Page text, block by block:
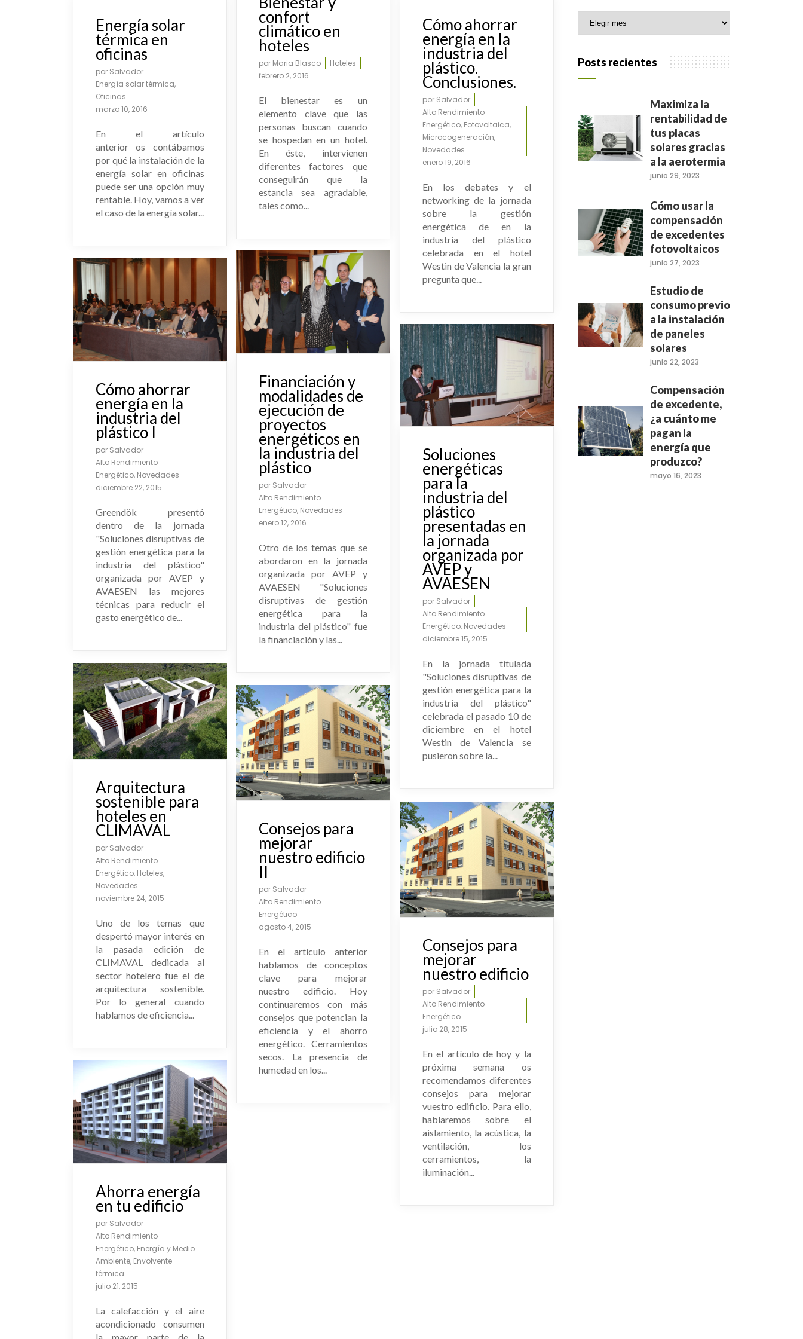
Home Office
Energía solar
térmica en
oficinas
por Salvador
Energía solar térmica,
Oficinas
marzo 10, 2016
En el artículo
anterior os contábamos
por qué la instalación de la
energía solar en oficinas
puede ser una opción muy
rentable. Hoy, vamos a ver
el caso de la energía solar...
confort
climático en
hoteles
por Maria Blasco
Hoteles
febrero 2, 2016
El bienestar es un
elemento clave que las
personas buscan cuando
se hospedan en un hotel.
En éste, intervienen
diferentes factores que
conseguirán que la
estancia sea agradable,
tales como...
Cómo ahorrar
energía en la
industria del
plástico.
Conclusiones.
por Salvador
Alto Rendimiento
Energético, Fotovoltaica,
Microcogeneración,
Novedades
enero 19, 2016
En los debates y el
networking de la jornada
sobre la gestión
energética de en la
industria del plástico
celebrada en el hotel
Westin de Valencia la gran
pregunta que...
Financiación y
modalidades de
ejecución de
proyectos
energéticos en
la industria del
plástico
por Salvador
Alto Rendimiento
Energético, Novedades
enero 12, 2016
Otro de los temas que se
abordaron en la jornada
organizada por AVEP y
AVAESEN "Soluciones
disruptivas de gestión
energética para la
industria del plástico" fue
la financiación y las...
Cómo ahorrar
energía en la
industria del
plástico I
por Salvador
Alto Rendimiento
Energético, Novedades
diciembre 22, 2015
Greendök presentó
dentro de la jornada
"Soluciones disruptivas de
gestión energética para la
industria del plástico"
organizada por AVEP y
AVAESEN las mejores
técnicas para reducir el
gasto energético de...
Soluciones
energéticas
para la
industria del
plástico
presentadas en
la jornada
organizada por
AVEP y
AVAESEN
por Salvador
Alto Rendimiento
Energético, Novedades
diciembre 15, 2015
En la jornada titulada
"Soluciones disruptivas de
gestión energética para la
industria del plástico"
celebrada el pasado 10 de
diciembre en el hotel
Westin de Valencia se
pusieron sobre la...
Arquitectura
sostenible para
hoteles en
CLIMAVAL
por Salvador
Alto Rendimiento
Energético, Hoteles,
Novedades
noviembre 24, 2015
Uno de los temas que
despertó mayor interés en
la pasada edición de
CLIMAVAL dedicada al
sector hotelero fue el de
arquitectura sostenible.
Por lo general cuando
hablamos de eficiencia...
Consejos para
mejorar
nuestro edificio
II
por Salvador
Alto Rendimiento
Energético
agosto 4, 2015
En el artículo anterior
hablamos de conceptos
clave para mejorar
nuestro edificio. Hoy
continuaremos con más
consejos que potencian la
eficiencia y el ahorro
energético. Cerramientos
secos. La presencia de
humedad en los...
Consejos para
mejorar
nuestro edificio
por Salvador
Alto Rendimiento
Energético
julio 28, 2015
En el artículo de hoy y la
próxima semana os
recomendamos diferentes
consejos para mejorar
vuestro edificio. Para ello,
hablaremos sobre el
aislamiento, la acústica, la
ventilación, los
cerramientos, la
iluminación...
Ahorra energía
en tu edificio
por Salvador
Alto Rendimiento
Energético, Energía y Medio
Ambiente, Envolvente
térmica
julio 21, 2015
La calefacción y el aire
acondicionado consumen
Archivo
Posts recientes
Maximiza la
rentabilidad de
tus placas
solares gracias
a la aerotermia
junio 29, 2023
Cómo usar la
compensación
de excedentes
fotovoltaicos
junio 27, 2023
Estudio de
consumo previo
a la instalación
de paneles
solares
junio 22, 2023
Compensación
de excedente,
¿a cuánto me
pagan la
energía que
produzco?
mayo 16, 2023